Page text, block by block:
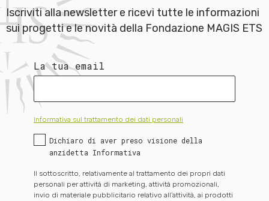
Iscriviti alla newsletter e ricevi tutte le informazioni
sui progetti e le novità della Fondazione MAGIS ETS
La tua email
Informativa sul trattamento dei dati personali
Dichiaro di aver preso visione della
anzidetta Informativa
Il sottoscritto, relativamente al trattamento dei propri dati
personali per attività di marketing, attività promozionali,
invio di materiale pubblicitario relativo all’attività, ai prodotti